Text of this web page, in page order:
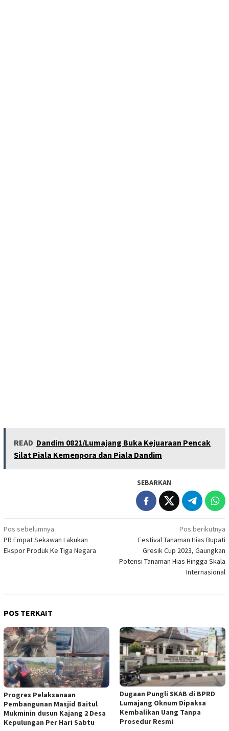
READ Dandim 0821/Lumajang Buka Kejuaraan Pencak
Silat Piala Kemenpora dan Piala Dandim
SEBARKAN
Navigasi
pos
Pos sebelumnya
PR Empat Sekawan Lakukan
Ekspor Produk Ke Tiga Negara
Pos berikutnya
Festival Tanaman Hias Bupati
Gresik Cup 2023, Gaungkan
Potensi Tanaman Hias Hingga Skala
Internasional
POS TERKAIT
Progres Pelaksanaan
Pembangunan Masjid Baitul
Mukminin dusun Kajang 2 Desa
Kepulungan Per Hari Sabtu
Dugaan Pungli SKAB di BPRD
Lumajang Oknum Dipaksa
Kembalikan Uang Tanpa
Prosedur Resmi